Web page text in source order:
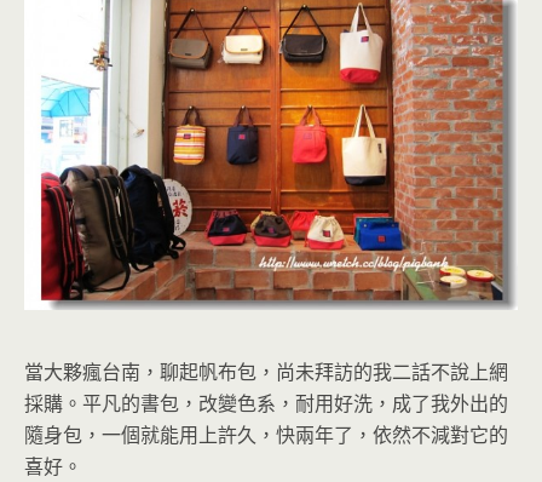
當大夥瘋台南，聊起帆布包，尚未拜訪的我二話不說上網
採購。平凡的書包，改變色系，耐用好洗，成了我外出的
隨身包，一個就能用上許久，快兩年了，依然不減對它的
喜好。